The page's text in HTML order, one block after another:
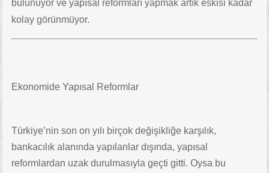
bulunuyor ve yapısal reformları yapmak artık eskisi kadar
kolay görünmüyor.
Ekonomide Yapısal Reformlar
Türkiye’nin son on yılı birçok değişikliğe karşılık,
bankacılık alanında yapılanlar dışında, yapısal
reformlardan uzak durulmasıyla geçti gitti. Oysa bu